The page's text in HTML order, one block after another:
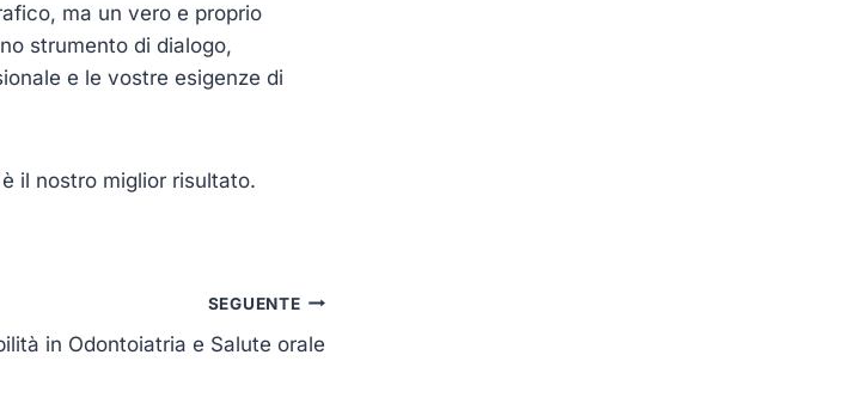
ma un vero e proprio
strumento di dialogo,
e le vostre esigenze di
il nostro miglior risultato.
SEGUENTE
in Odontoiatria e Salute orale